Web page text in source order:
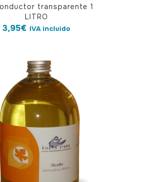
transparente 1
LITRO
3,95€ IVA incluido